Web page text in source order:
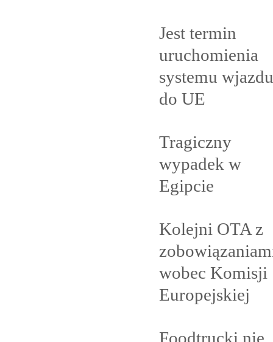
Jest termin
uruchomienia
systemu wjazdu
do UE
Tragiczny
wypadek w
Egipcie
Kolejni OTA z
wobec Komisji
Europejskiej
Foodtrucki nie